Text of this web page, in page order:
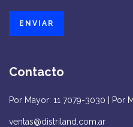
Contacto
Por Mayor: 11 7079-3030 | Por
ventas@distriland.com.ar